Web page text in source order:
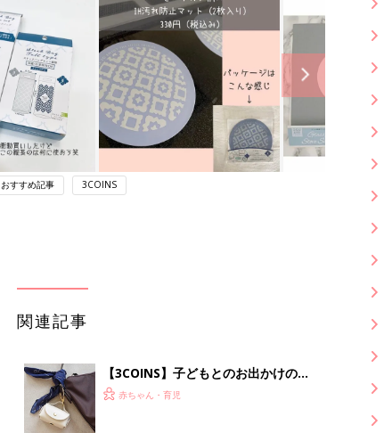
おすすめ記事 3COINS
関連記事
【3COINS】子どもとのお出かけの神
アイテム！サッと取り出せるところに
赤ちゃん・育児